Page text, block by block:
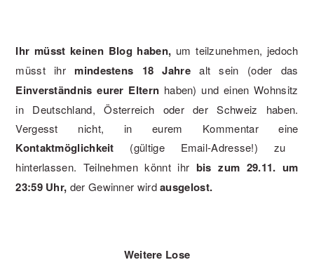
Ihr müsst keinen Blog haben, um teilzunehmen, jedoch
müsst ihr mindestens 18 Jahrealt sein (oder das
Einverständnis eurer Eltern haben) und einen Wohnsitz
in Deutschland, Österreich oder der Schweiz haben.
Vergesst nicht, in eurem Kommentar eine
Kontaktmöglichkeit (gültige Email-Adresse!) zu
hinterlassen. Teilnehmen könnt ihr bis zum 29.11. um
23:59 Uhr, der Gewinner wirdausgelost.
Weitere Lose